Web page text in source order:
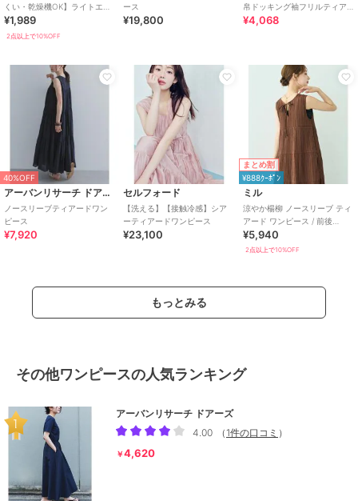
くい・乾燥機OK】ライトエン
ボスノースリーブティアード
ワンピース 全2色
¥1,989
2点以上で10%OFF
ース
¥19,800
帛ドッキング袖フリルティア
ードワンピース(ロング丈)
¥4,068
40%OFF
アーバンリサーチ ドアーズ
ノースリーブティアードワン
ピース
¥7,920
セルフォード
【洗える】【接触冷感】シア
ーティアードワンピース
¥23,100
まとめ割
¥888ｸｰﾎﾟﾝ
ミル
涼やか楊柳 ノースリーブ ティ
アード ワンピース / 前後
2way 【mil/ミル】
¥5,940
2点以上で10%OFF
もっとみる
その他ワンピースの人気ランキング
アーバンリサーチ ドアーズ
4.00
（ 1件の口コミ ）
￥4,620